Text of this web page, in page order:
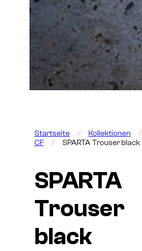
Startseite / Kollektionen /
CF
/ SPARTA Trouser black
SPARTA
Trouser
black